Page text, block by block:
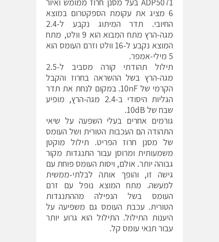
6 מציג את עקומת הספקטרום במוצא
החיובי. תדר המיתוג נקבע ל-2.4
מגה-הרץ מתח המבוא הוא 9 וולט, מתח
המוצא נקבע ל-16 וולט וזרם העומס הוא
5 מילי-אמפר.
תילול תהודתי קורה מסביב ל-2.5
מגה-הרץ בשל ההשראה בחרוז והקבל
הקרמי של 10nF. במקום לנחת את תדר
הגליות היסודי ב-2.4 מגה-הרץ, מופיע
שבח של 10dB.
גורמים אחרים בעלי השפעה על שיאי
התהודה הם העכבות הטורית ושל העומס
של מסנן חרוז הפריט. תילול מוקטן
משמעותית ומרוסן עבור התנגדות מקור
גבוהה יותר. אולם, ויסות העומס פוחת עם
גישה זו, והופך אותה לבלתי-ממשית
למעשה. מתח המוצא נופל עם זרם
העומס בשל הנפילה מההתנגדות
הטורית. עכבת העומס גם משפיעה על
היענות התילול. התילול הוא גרוע יותר
עבור תנאי עומס קל.